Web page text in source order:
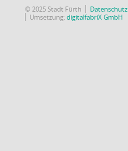
© 2025 Stadt Fürth Datenschutz
Umsetzung:digitalfabriX GmbH